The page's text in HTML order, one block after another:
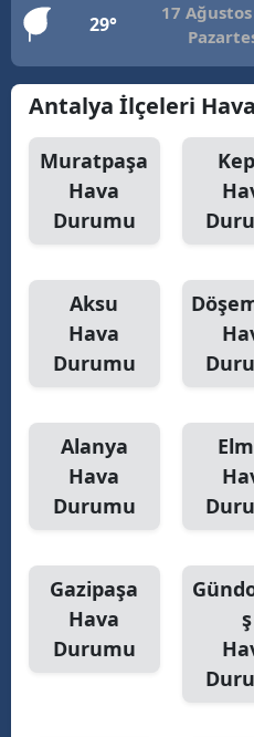
29°
17
Antalya İlçeleri
Muratpaşa
Hava
Durumu
Aksu
Hava
Durumu
Alanya
Hava
Durumu
Gazipaşa
Hava
Durumu
ş